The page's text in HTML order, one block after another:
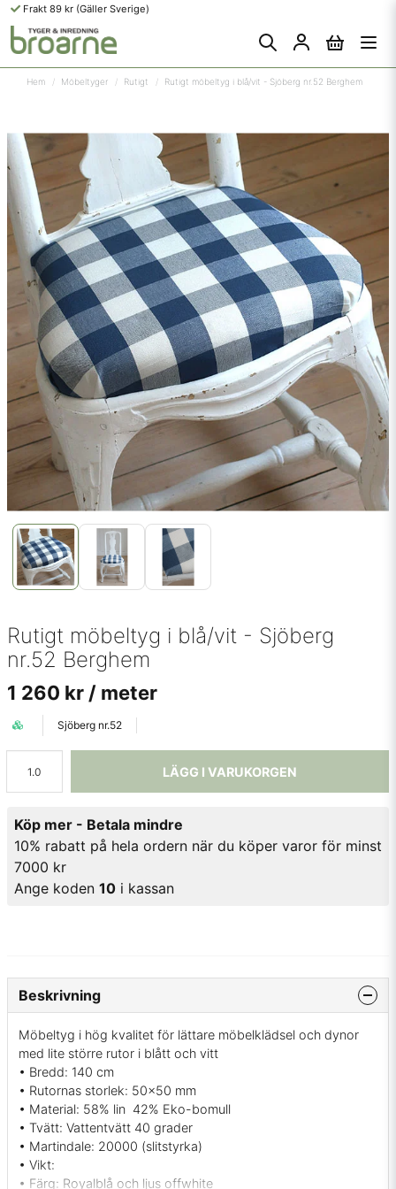
Frakt 89 kr (Gäller Sverige)
Hem Möbeltyger Rutigt Rutigt möbeltyg i blå/vit - Sjöberg nr.52 Berghem
Rutigt möbeltyg i blå/vit - Sjöberg
nr.52 Berghem
1 260 kr / meter
Sjöberg nr.52
LÄGG I VARUKORGEN
Köp mer - Betala mindre
10% rabatt på hela ordern när du köper varor för minst
7000 kr
Ange koden 10 i kassan
Beskrivning
Möbeltyg i hög kvalitet för lättare möbelklädsel och dynor
med lite större rutor i blått och vitt
• Bredd: 140 cm
• Rutornas storlek: 50x50 mm
• Material: 58% lin 42% Eko-bomull
• Tvätt: Vattentvätt 40 grader
• Martindale: 20000 (slitstyrka)
• Vikt:
• Färg: Royalblå och ljus offwhite